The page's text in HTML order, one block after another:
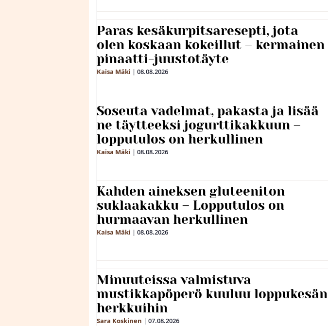
Paras kesäkurpitsaresepti, jota
olen koskaan kokeillut – kermainen
pinaatti-juustotäyte
Kaisa Mäki | 08.08.2026
Soseuta vadelmat, pakasta ja lisää
ne täytteeksi jogurttikakkuun –
lopputulos on herkullinen
Kaisa Mäki | 08.08.2026
Kahden aineksen gluteeniton
suklaakakku – Lopputulos on
hurmaavan herkullinen
Kaisa Mäki | 08.08.2026
Minuuteissa valmistuva
mustikkapöperö kuuluu loppukesän
herkkuihin
Sara Koskinen | 07.08.2026